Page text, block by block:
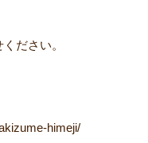
ださい。
himeji/